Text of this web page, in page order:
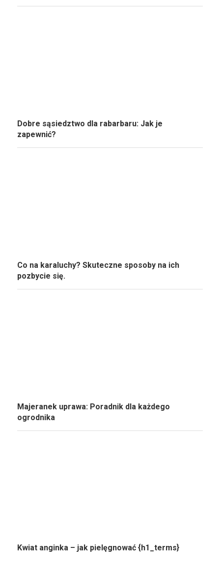
Dobre sąsiedztwo dla rabarbaru: Jak je
zapewnić?
Co na karaluchy? Skuteczne sposoby na ich
pozbycie się.
Majeranek uprawa: Poradnik dla każdego
ogrodnika
Kwiat anginka – jak pielęgnować {h1_terms}